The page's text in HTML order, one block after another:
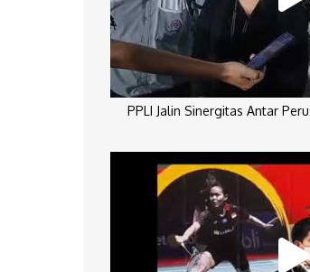
PPLI Jalin Sinergitas Antar